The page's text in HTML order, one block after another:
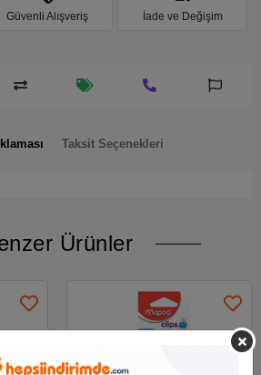
Güvenli Alışveriş İade ve Değişim
Taksit Seçenekleri
Ürünler